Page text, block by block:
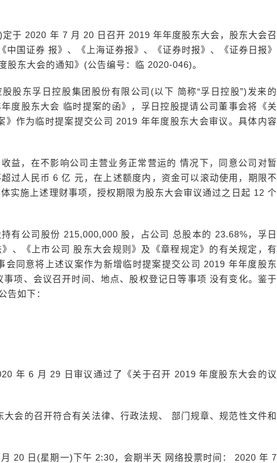
于 2020 年 7 月 20 日召开 2019 年年度股东大会，股东大会召
国证券 报》、《上海证券报》、《证券时报》、《证券日报》
东大会的通知》(公告编号：临 2020-046)。
股东孚日控股集团股份有限公司(以下 简称“孚日控股”)发来的
度股东大会 临时提案的函》，孚日控股提请公司董事会将《关
作为临时提案提交公司 2019 年年度股东大会审议。具体内容
益，在不影响公司主营业务正常营运的 情况下，同意公司对暂
过人民币 6 亿 元，在上述额度内，资金可以滚动使用，期限不
实施上述理财事项，授权期限为股东大会审议通过之日起 12 个
有公司股份 215,000,000 股，占公司 总股本的 23.68%，孚日
、《上市公司 股东大会规则》及《章程规定》的有关规定，有
会同意将上述议案作为新增临时提案提交公司 2019 年年度股东
项、会议召开时间、地点、股权登记日等事项 没有变化。鉴于
告如下：
年 6 月 29 日审议通过了《关于召开 2019 年度股东大会的议
会的召开符合有关法律、行政法规、 部门规章、规范性文件和
20 日(星期一)下午 2:30，会期半天 网络投票时间： 2020 年 7